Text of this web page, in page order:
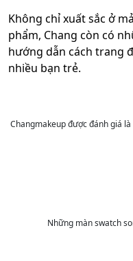
Không chỉ xuất sắc ở
phẩm, Chang còn có
hướng dẫn cách trang
nhiều bạn trẻ.
Changmakeup được đánh giá
Những màn swatch